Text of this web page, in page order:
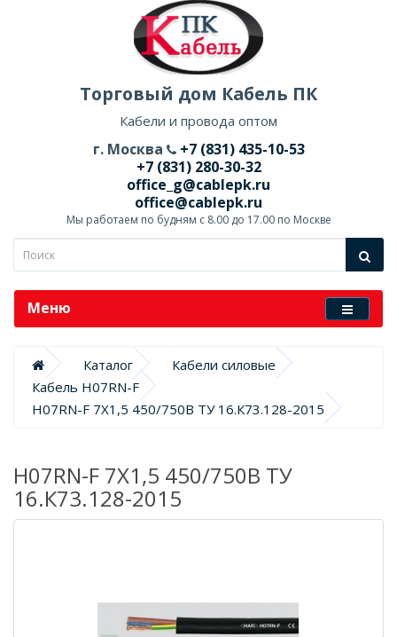
Торговый дом Кабель ПК
Кабели и провода оптом
г. Москва
+7 (831) 435-10-53
+7 (831) 280-30-32
office_g@cablepk.ru
office@cablepk.ru
Мы работаем по будням с 8.00 до 17.00 по Москве
Меню
Каталог
Кабели силовые
Кабель H07RN-F
H07RN-F 7X1,5 450/750В ТУ 16.К73.128-2015
H07RN-F 7X1,5 450/750В ТУ
16.К73.128-2015